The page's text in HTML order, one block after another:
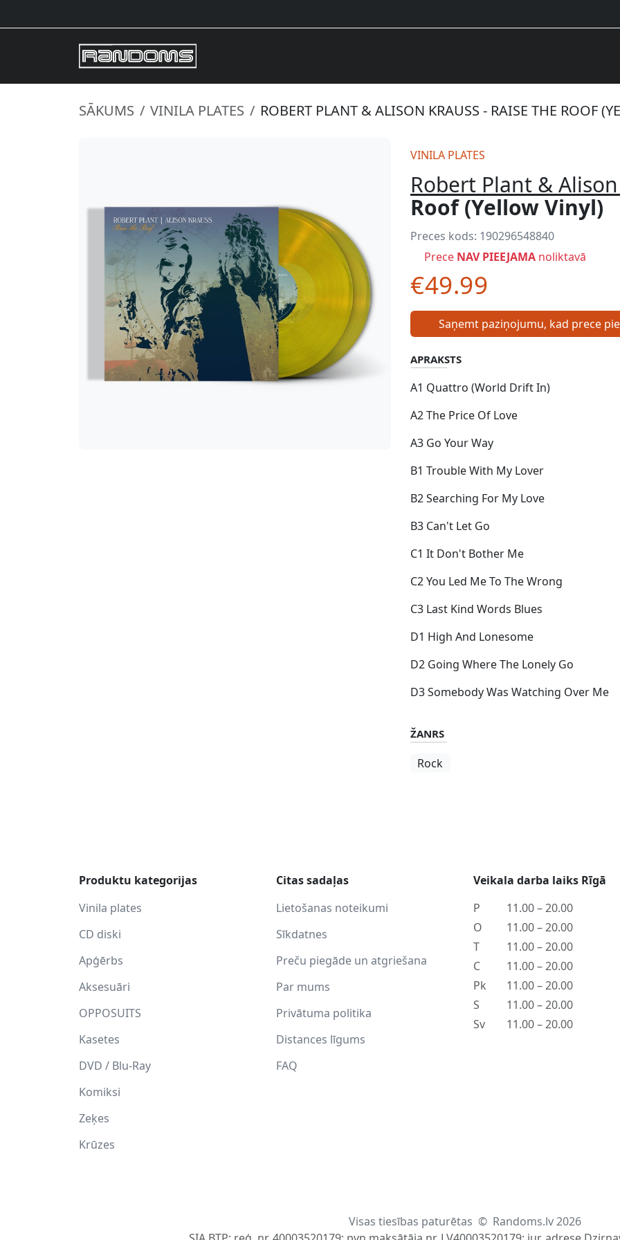
SĀKUMS VINILA PLATES ROBERT PLANT & ALISON KRAUSS - RAISE THE ROOF
VINILA PLATES
Robert Plant &
Roof (Yellow Vinyl)
Preces kods: 190296548840
Prece NAV PIEEJAMA noliktavā
€49.99
Saņemt paziņojumu, kad prece
APRAKSTS
A1 Quattro (World Drift In)
A2 The Price Of Love
A3 Go Your Way
B1 Trouble With My Lover
B2 Searching For My Love
B3 Can't Let Go
C1 It Don't Bother Me
C2 You Led Me To The Wrong
C3 Last Kind Words Blues
D1 High And Lonesome
D2 Going Where The Lonely Go
D3 Somebody Was Watching Over Me
ŽANRS
Rock
Produktu kategorijas
Vinila plates
CD diski
Apģērbs
Aksesuāri
OPPOSUITS
Kasetes
DVD / Blu-Ray
Komiksi
Zeķes
Krūzes
Citas sadaļas
Lietošanas noteikumi
Sīkdatnes
Preču piegāde un atgriešana
Par mums
Privātuma politika
Distances līgums
FAQ
Veikala darba laiks Rīgā
P
11.00 – 20.00
O
11.00 – 20.00
T
11.00 – 20.00
C
11.00 – 20.00
Pk
11.00 – 20.00
S
11.00 – 20.00
Sv
11.00 – 20.00
Visas tiesības paturētas © Randoms.lv 2026